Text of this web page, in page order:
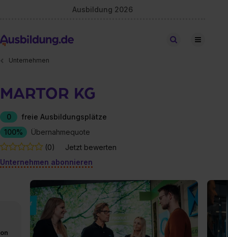
Ausbildung 2026
Stellen finden
Unternehmen
MARTOR KG
0
freie Ausbildungsplätze
100%
Übernahmequote
(0)
Jetzt bewerten
Unternehmen abonnieren